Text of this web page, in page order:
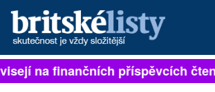
PŘIHLÁSIT
na finančních příspěvcích